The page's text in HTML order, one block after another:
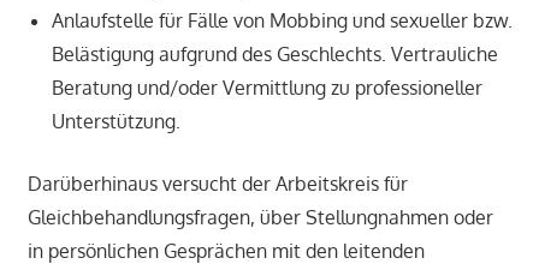
Anlaufstelle für Fälle von Mobbing und sexueller bzw.
Belästigung aufgrund des Geschlechts. Vertrauliche
Beratung und/oder Vermittlung zu professioneller
Unterstützung.
Darüberhinaus versucht der Arbeitskreis für
Gleichbehandlungsfragen, über Stellungnahmen oder
in persönlichen Gesprächen mit den leitenden